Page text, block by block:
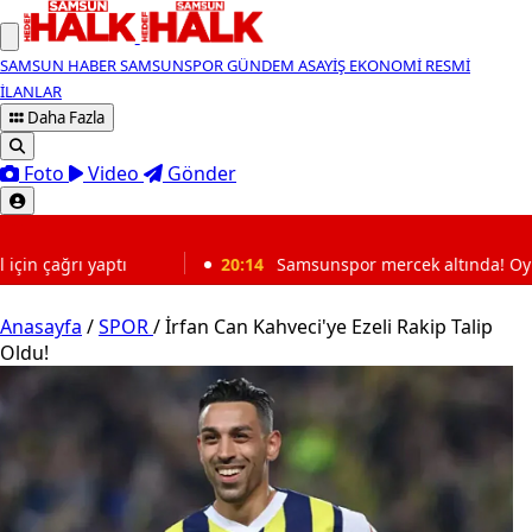
SAMSUN HABERSAMSUNSPORGÜNDEM ASAYİŞ EKONOMİ RESMİ
İLANLAR
Daha Fazla
Foto Video Gönder
20:14 Samsunspor mercek altında! Oyuncular tek tek
Anasayfa /SPOR/İrfan Can Kahveci'ye Ezeli Rakip Talip
Oldu!